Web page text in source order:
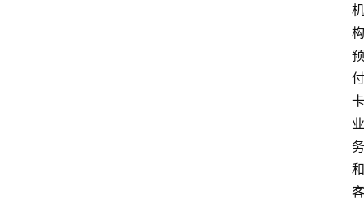
机
构
预
付
卡
业
务
和
客